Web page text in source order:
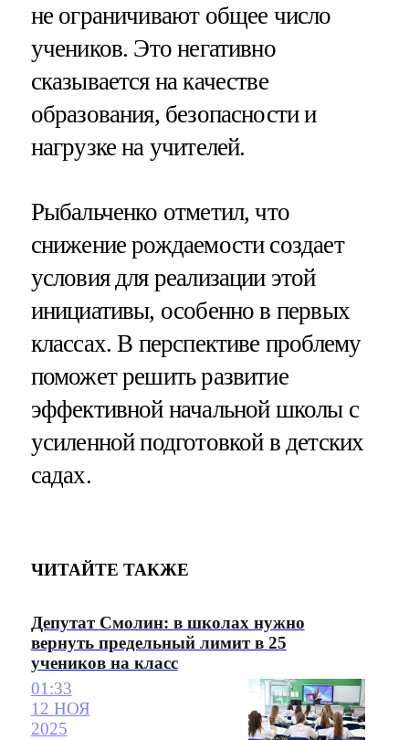
не ограничивают общее число
учеников. Это негативно
сказывается на качестве
образования, безопасности и
нагрузке на учителей.
Рыбальченко отметил, что
снижение рождаемости создает
условия для реализации этой
инициативы, особенно в первых
классах. В перспективе проблему
поможет решить развитие
эффективной начальной школы с
усиленной подготовкой в детских
садах.
ЧИТАЙТЕ ТАКЖЕ
Депутат Смолин: в школах нужно
вернуть предельный лимит в 25
учеников на класс
01:33
12 НОЯ
2025